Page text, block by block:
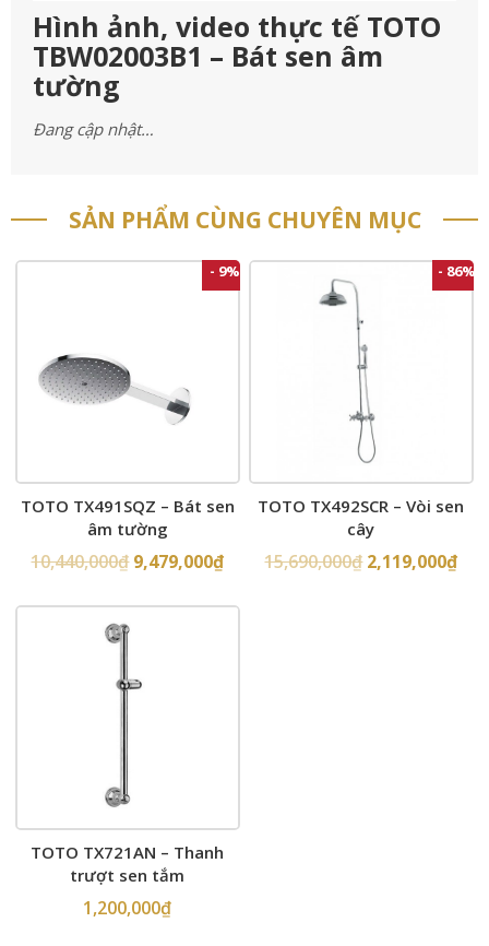
Hình ảnh, video thực tế TOTO
TBW02003B1 – Bát sen âm
tường
Đang cập nhật…
SẢN PHẨM CÙNG CHUYÊN MỤC
- 9%
TOTO TX491SQZ – Bát sen
âm tường
10,440,000₫ 9,479,000₫
- 86%
TOTO TX492SCR – Vòi sen
cây
15,690,000₫ 2,119,000₫
TOTO TX721AN – Thanh
trượt sen tắm
1,200,000₫